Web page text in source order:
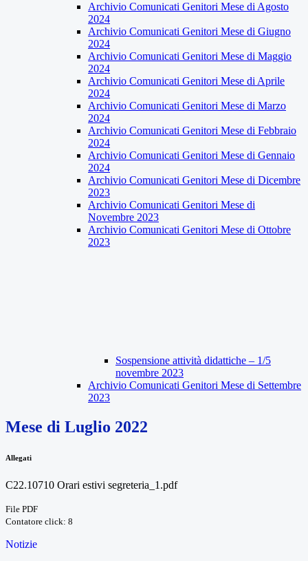
Archivio Comunicati Genitori Mese di Agosto
2024
Archivio Comunicati Genitori Mese di Giugno
2024
Archivio Comunicati Genitori Mese di Maggio
2024
Archivio Comunicati Genitori Mese di Aprile
2024
Archivio Comunicati Genitori Mese di Marzo
2024
Archivio Comunicati Genitori Mese di Febbraio
2024
Archivio Comunicati Genitori Mese di Gennaio
2024
Archivio Comunicati Genitori Mese di Dicembre
2023
Archivio Comunicati Genitori Mese di
Novembre 2023
Archivio Comunicati Genitori Mese di Ottobre
2023
Sospensione attività didattiche – 1/5
novembre 2023
Archivio Comunicati Genitori Mese di Settembre
2023
Mese di Luglio 2022
Allegati
C22.10710 Orari estivi segreteria_1.pdf
File PDF
Contatore click: 8
Notizie